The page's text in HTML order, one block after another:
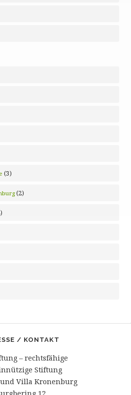
(3)
(2)
/ KONTAKT
– rechtsfähige
Stiftung
Villa Kronenburg